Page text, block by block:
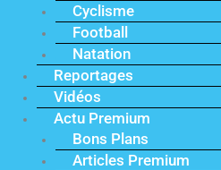
Cyclisme
Football
Natation
Reportages
Vidéos
Actu Premium
Bons Plans
Articles Premium